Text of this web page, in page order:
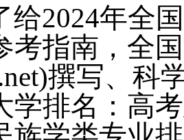
给2024年全
考指南，全
撰写、科
学排名：高